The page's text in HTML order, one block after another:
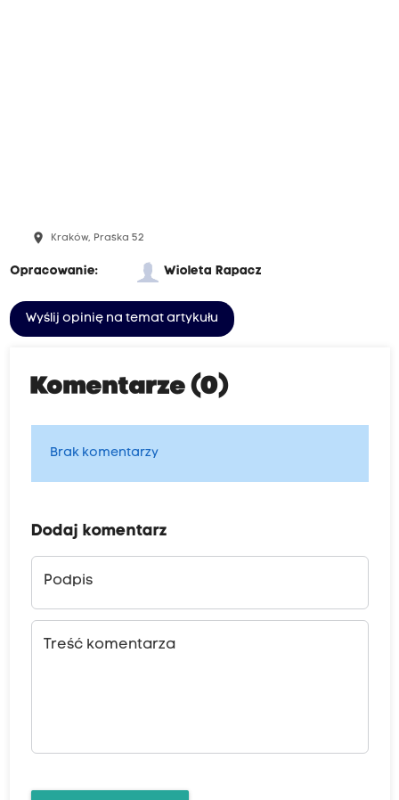
place Kraków, Praska 52
Opracowanie: Wioleta Rapacz
Wyślij opinię na temat artykułu
Komentarze (0)
Brak komentarzy
Dodaj komentarz
Podpis
Treść komentarza